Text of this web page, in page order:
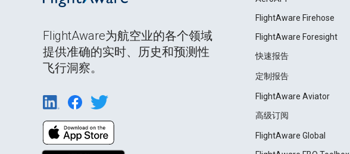
FlightAware为航空业的各个领域
提供准确的实时、历史和预测性
飞行洞察。
FlightAware Firehose
FlightAware Foresight
快速报告
定制报告
FlightAware Aviator
高级订阅
FlightAware Global